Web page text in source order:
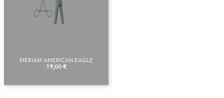
MERIAM AMERICAN EAGLE
Preu
19,00 €